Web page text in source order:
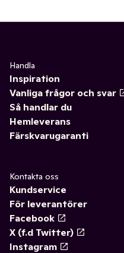
Handla
Inspiration
Vanliga frågor och svar
Så handlar du
Hemleverans
Färskvarugaranti
Kontakta oss
Kundservice
För leverantörer
Facebook
X (f.d Twitter)
Instagram